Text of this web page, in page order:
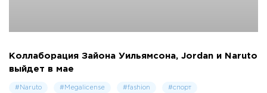
Коллаборация Зайона Уильямсона, Jordan и Naruto
выйдет в мае
#Naruto #Megalicense #fashion
#спорт